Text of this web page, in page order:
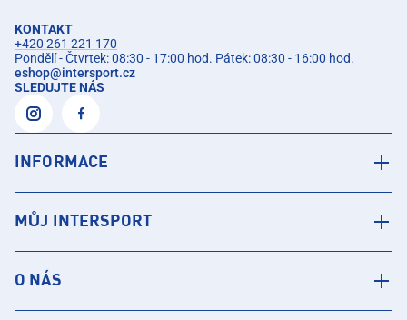
KONTAKT
+420 261 221 170
Pondělí - Čtvrtek: 08:30 - 17:00 hod. Pátek: 08:30 - 16:00 hod.
eshop@intersport.cz
SLEDUJTE NÁS
INFORMACE
MŮJ INTERSPORT
O NÁS